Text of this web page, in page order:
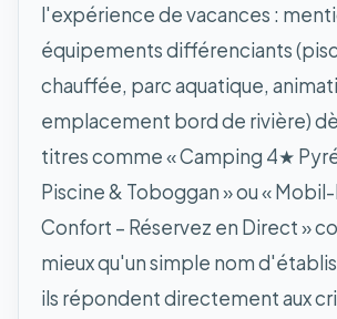
l'expérience de vacances :
équipements différenciants
chauffée, parc aquatique,
emplacement bord de rivière)
titres comme « Camping 4★
Piscine & Toboggan » ou «
Confort – Réservez en Direct »
mieux qu'un simple nom
ils répondent directement aux